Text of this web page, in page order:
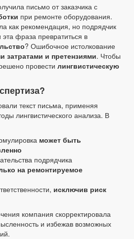
письмо от заказчика с
при ремонте оборудования.
как рекомендация, но подрядчик
фраза превратиться в
? Ошибочное истолкование
затратами и претензиями. Чтобы
провести лингвистическую
текст письма, применяя
лингвистического анализа. В
может быть
подрядчика
на ремонтируемое
исключив риск
компания скорректировала
и избежав возможных